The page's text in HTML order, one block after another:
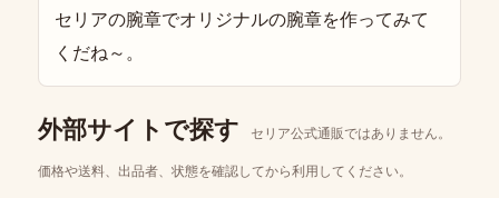
セリアの腕章でオリジナルの腕章を作ってみて
くだね～。
外部サイトで探す セリア公式通販ではありません。
価格や送料、出品者、状態を確認してから利用してください。